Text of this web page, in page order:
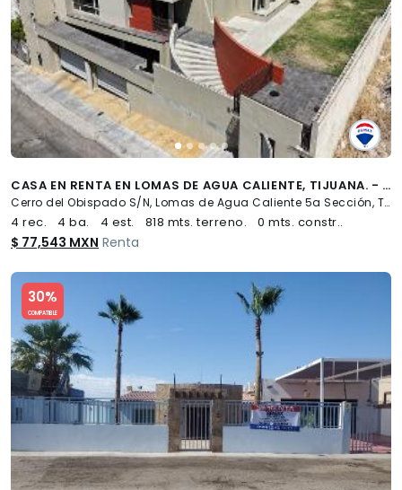
CASA EN RENTA EN LOMAS DE AGUA CALIENTE, TIJUANA. - (34)
Cerro del Obispado S/N, Lomas de Agua Caliente 5a Sección, Tijuana
4 rec. 4 ba. 4 est. 818 mts. terreno. 0 mts. constr..
$ 77,543 MXN Renta
30%
COMPATIBLE
Slide 1 of 5